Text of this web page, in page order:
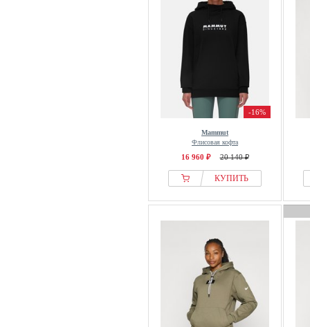
-16%
Mammut
Флисовая кофта
16 960 ₽ 20 140 ₽
КУПИТЬ